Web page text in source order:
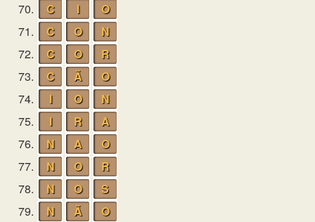
70.
C I
O
71.
C O
N
72.
C O
R
73.
C Ã
O
74.
I O
N
75.
I R
A
76.
N A
O
77.
N O
R
78.
N O
S
79.
N Ã
O